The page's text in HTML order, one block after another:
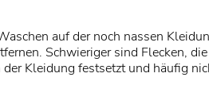
auf der noch nassen
Schwieriger sind Flecken,
Kleidung festsetzt und häufig